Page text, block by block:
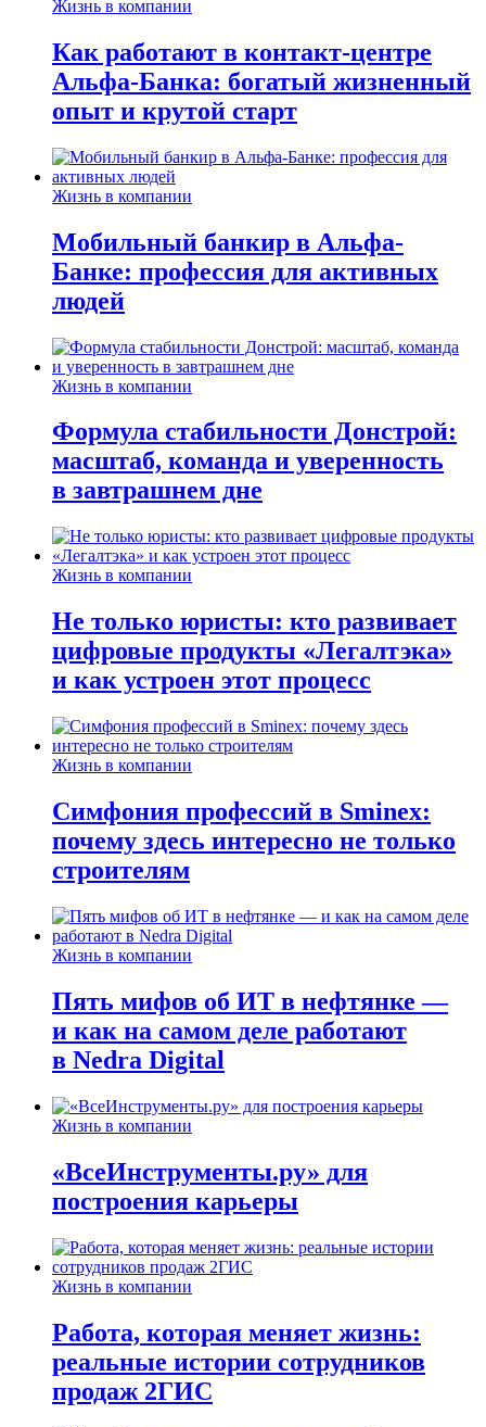
Жизнь в компании
Как работают в контакт-центре
Альфа-Банка: богатый жизненный
опыт и крутой старт
Жизнь в компании
Мобильный банкир в Альфа-
Банке: профессия для активных
людей
Жизнь в компании
Формула стабильности Донстрой:
масштаб, команда и уверенность
в завтрашнем дне
Жизнь в компании
Не только юристы: кто развивает
цифровые продукты «Легалтэка»
и как устроен этот процесс
Жизнь в компании
Симфония профессий в Sminex:
почему здесь интересно не только
строителям
Жизнь в компании
Пять мифов об ИТ в нефтянке —
и как на самом деле работают
в Nedra Digital
Жизнь в компании
«ВсеИнструменты.ру» для
построения карьеры
Жизнь в компании
Работа, которая меняет жизнь:
реальные истории сотрудников
продаж 2ГИС